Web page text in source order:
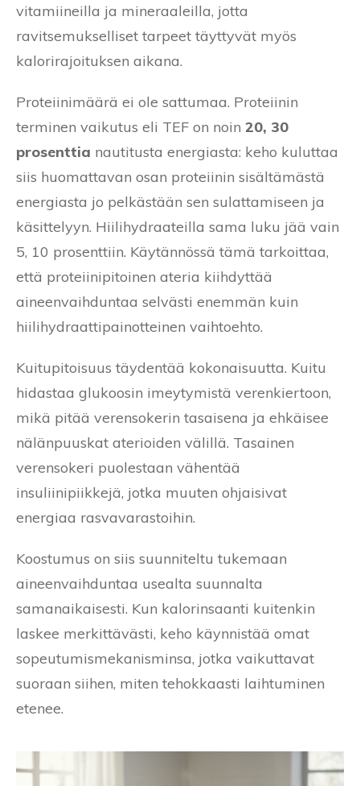
vitamiineilla ja mineraaleilla, jotta
ravitsemukselliset tarpeet täyttyvät myös
kalorirajoituksen aikana.
Proteiinimäärä ei ole sattumaa. Proteiinin
terminen vaikutus eli TEF on noin 20, 30
prosenttia nautitusta energiasta: keho kuluttaa
siis huomattavan osan proteiinin sisältämästä
energiasta jo pelkästään sen sulattamiseen ja
käsittelyyn. Hiilihydraateilla sama luku jää vain
5, 10 prosenttiin. Käytännössä tämä tarkoittaa,
että proteiinipitoinen ateria kiihdyttää
aineenvaihduntaa selvästi enemmän kuin
hiilihydraattipainotteinen vaihtoehto.
Kuitupitoisuus täydentää kokonaisuutta. Kuitu
hidastaa glukoosin imeytymistä verenkiertoon,
mikä pitää verensokerin tasaisena ja ehkäisee
nälänpuuskat aterioiden välillä. Tasainen
verensokeri puolestaan vähentää
insuliinipiikkejä, jotka muuten ohjaisivat
energiaa rasvavarastoihin.
Koostumus on siis suunniteltu tukemaan
aineenvaihduntaa usealta suunnalta
samanaikaisesti. Kun kalorinsaanti kuitenkin
laskee merkittävästi, keho käynnistää omat
sopeutumismekanisminsa, jotka vaikuttavat
suoraan siihen, miten tehokkaasti laihtuminen
etenee.